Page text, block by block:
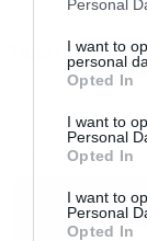
not limited to
grant or deny
use your data
consent section.
Personal
I want to
personal
Opted In
I want to
Personal
Opted In
I want to
Personal
Opted In
Κι αυτό
συνδυάζει
σαμουράι.